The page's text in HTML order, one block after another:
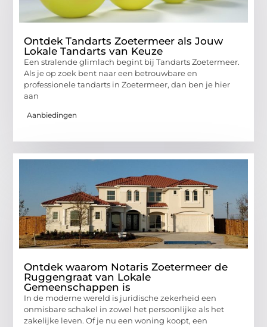
Ontdek Tandarts Zoetermeer als Jouw
Lokale Tandarts van Keuze
Een stralende glimlach begint bij Tandarts Zoetermeer.
Als je op zoek bent naar een betrouwbare en
professionele tandarts in Zoetermeer, dan ben je hier
aan
Aanbiedingen
Ontdek waarom Notaris Zoetermeer de
Ruggengraat van Lokale
Gemeenschappen is
In de moderne wereld is juridische zekerheid een
onmisbare schakel in zowel het persoonlijke als het
zakelijke leven. Of je nu een woning koopt, een